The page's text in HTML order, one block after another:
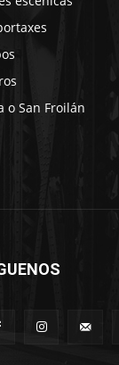
o San Froilán